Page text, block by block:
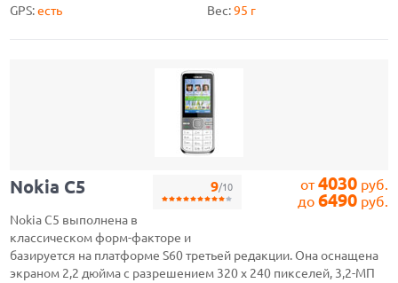
GPS:есть Вес:95 г
от4030руб.
до 6490руб.
9/10
Nokia C5
Nokia C5 выполнена в
классическом форм-факторе и
базируется на платформе S60 третьей редакции. Она оснащена
экраном 2,2 дюйма с разрешением 320 x 240 пикселей, 3,2-МП